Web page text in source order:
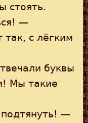
стоять.
—
так, с лёгким
буквы
Мы такие
—